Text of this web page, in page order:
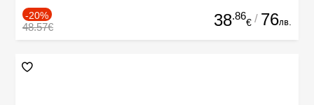
-20%
48.57€ 38.86
€ / 76лв.